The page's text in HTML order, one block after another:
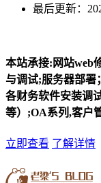
最后更新：
本站承接:网站web
与调试;服务器部署
各财务软件安装调
等）;OA系列,客户
立即查看 了解详情